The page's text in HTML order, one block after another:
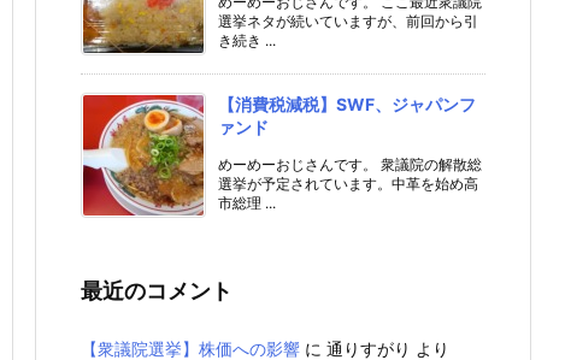
選挙ネタが続いていますが、前回から引
き続き ...
【消費税減税】SWF、ジャパンフ
ァンド
めーめーおじさんです。 衆議院の解散総
選挙が予定されています。中革を始め高
市総理 ...
最近のコメント
【衆議院選挙】株価への影響 に 通りすがり より